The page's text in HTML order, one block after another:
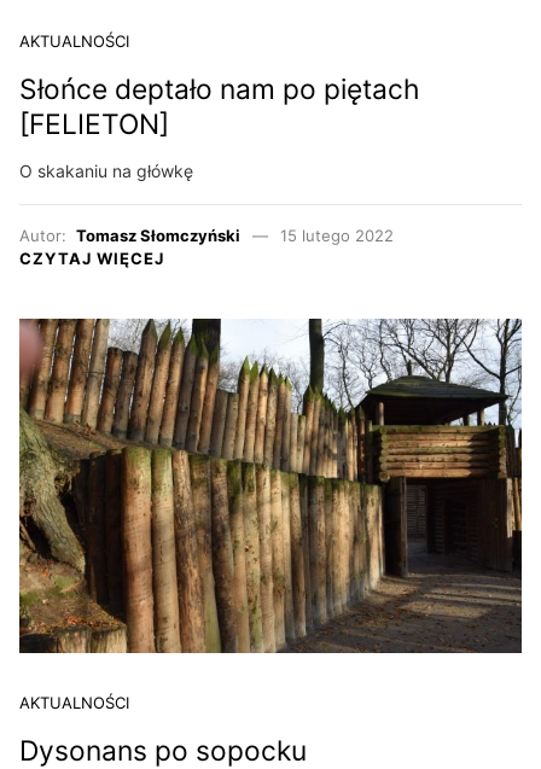
AKTUALNOŚCI
Słońce deptało nam po piętach
[FELIETON]
O skakaniu na główkę
Autor: Tomasz Słomczyński
15 lutego 2022
CZYTAJ WIĘCEJ
AKTUALNOŚCI
Dysonans po sopocku